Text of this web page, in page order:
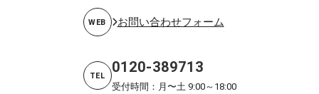
WEB お問い合わせフォーム
TEL 0120-389713
受付時間：月〜土 9:00～18:00